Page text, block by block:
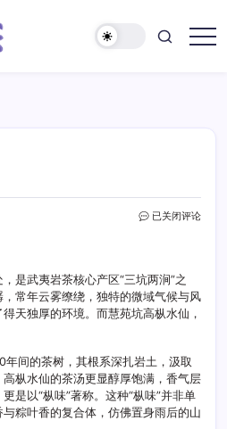
慧
枞
水
仙
已关闭评论
是武夷岩茶核心产区“三坑两涧”之
常年云雾缭绕，独特的微域气候与风
天独厚的环境。而慧苑坑高枞水仙，
年间的茶树，其根系深扎岩土，汲取
枞水仙的茶汤更显醇厚饱满，香气层
是以“枞味”著称。这种“枞味”并非单
粽叶香的复合体，仿佛置身雨后的山